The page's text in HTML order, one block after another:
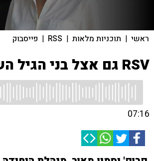
ראשי | תוכניות מלאות |
RSS
| פייסבוק
RSV גם אצל בני הגיל השלישי
07:16